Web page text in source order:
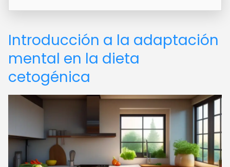
Introducción a la adaptación
mental en la dieta
cetogénica